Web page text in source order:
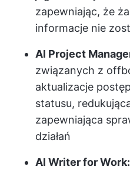
zapewniając, że
informacje nie
AI Project
związanych z
aktualizacje
statusu,
zapewniająca
działań
AI Writer for Work: